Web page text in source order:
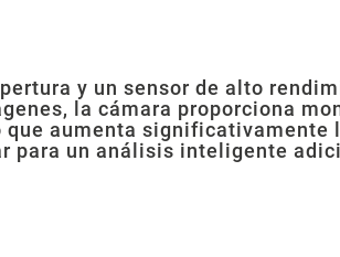
y un sensor de alto
la cámara proporciona
aumenta
para un análisis inteligente